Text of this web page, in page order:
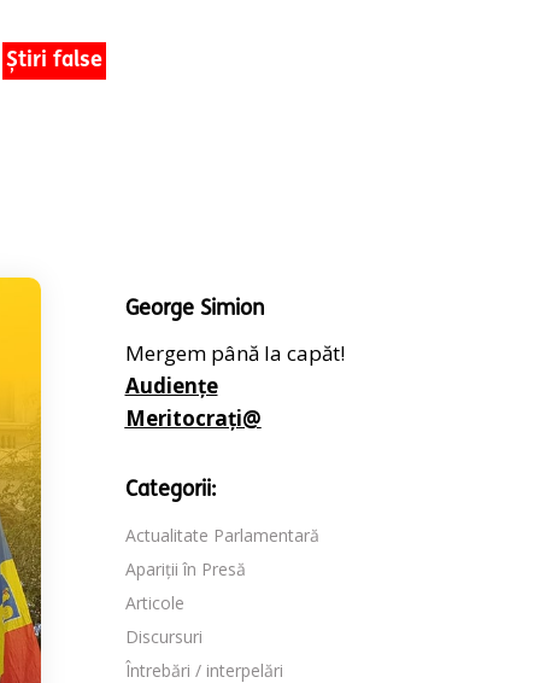
Știri false
George Simion
Mergem până la capăt!
Audiențe
Meritocrați@
Categorii:
Actualitate Parlamentară
Apariții în Presă
Articole
Discursuri
Întrebări / interpelări